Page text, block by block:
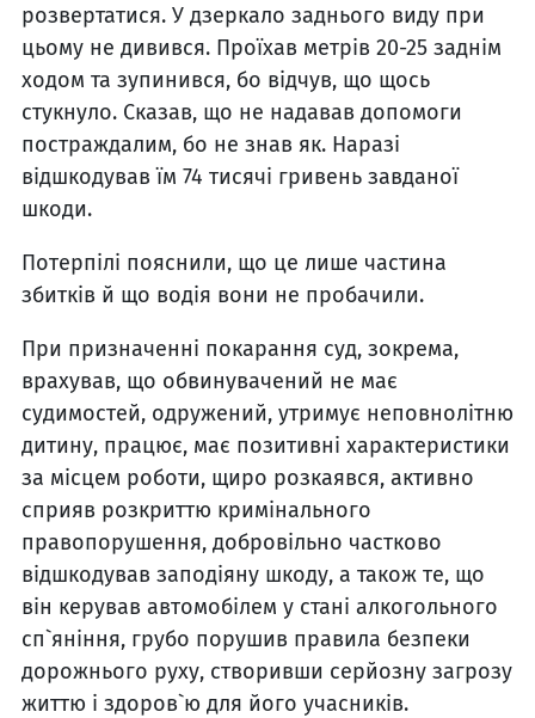
розвертатися. У дзеркало заднього виду при
цьому не дивився. Проїхав метрів 20-25 заднім
ходом та зупинився, бо відчув, що щось
стукнуло. Сказав, що не надавав допомоги
постраждалим, бо не знав як. Наразі
відшкодував їм 74 тисячі гривень завданої
шкоди.
Потерпілі пояснили, що це лише частина
збитків й що водія вони не пробачили.
При призначенні покарання суд, зокрема,
врахував, що обвинувачений не має
судимостей, одружений, утримує неповнолітню
дитину, працює, має позитивні характеристики
за місцем роботи, щиро розкаявся, активно
сприяв розкриттю кримінального
правопорушення, добровільно частково
відшкодував заподіяну шкоду, а також те, що
він керував автомобілем у стані алкогольного
сп`яніння, грубо порушив правила безпеки
дорожнього руху, створивши серйозну загрозу
життю і здоров`ю для його учасників.